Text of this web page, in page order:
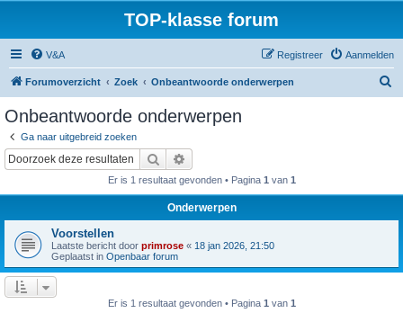
TOP-klasse forum
V&A Aanmelden
Registreer
Forumoverzicht Zoek Onbeantwoorde onderwerpen
Onbeantwoorde onderwerpen
Ga naar uitgebreid zoeken
Zoek
Er is 1 resultaat gevonden • Pagina 1 van 1
Onderwerpen
Voorstellen
Laatste bericht door primrose « 18 jan 2026, 21:50
Geplaatst in Openbaar forum
Er is 1 resultaat gevonden • Pagina 1 van 1